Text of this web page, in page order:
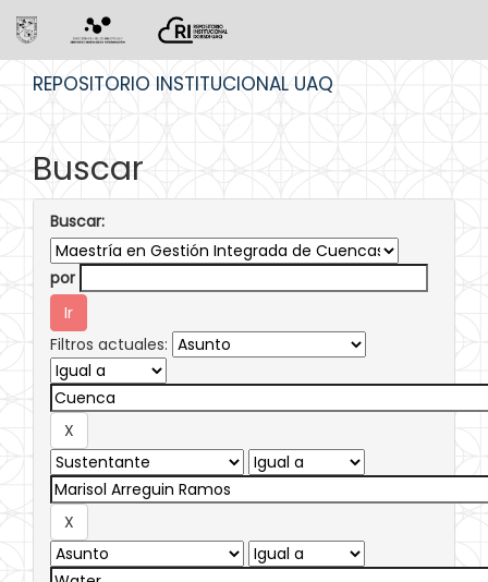
REPOSITORIO INSTITUCIONAL UAQ
Buscar
Buscar:
por
Filtros actuales: